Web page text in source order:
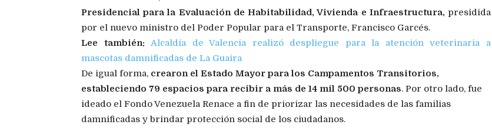
Presidencial para la Evaluación de Habitabilidad, Vivienda e Infraestructura, presidida
por el nuevo ministro del Poder Popular para el Transporte, Francisco Garcés.
Lee también:Alcaldía de Valencia realizó despliegue para la atención veterinaria a
mascotas damnificadas de La Guaira
De igual forma, crearon el Estado Mayor para los Campamentos Transitorios,
estableciendo 79 espacios para recibir a más de 14 mil 500 personas. Por otro lado, fue
ideado el Fondo Venezuela Renace a fin de priorizar las necesidades de las familias
damnificadas y brindar protección social de los ciudadanos.